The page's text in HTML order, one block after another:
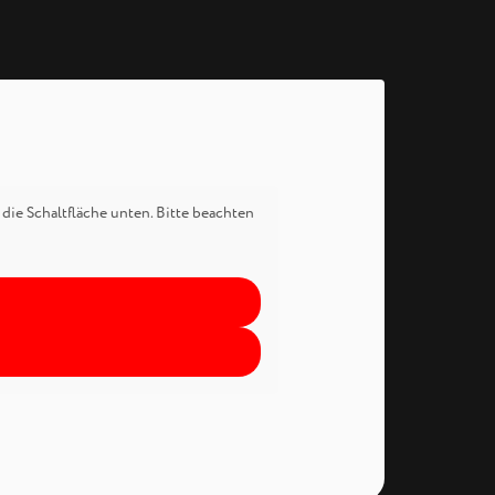
Schaltfläche unten. Bitte beachten